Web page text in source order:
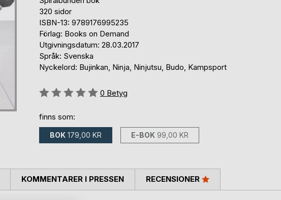
320 sidor
ISBN-13: 9789176995235
Förlag: Books on Demand
Utgivningsdatum: 28.03.2017
Språk: Svenska
Nyckelord: Bujinkan, Ninja, Ninjutsu, Budo, Kampsport
Betyg::
0 Betyg
finns som:
BOK 179,00 KR E-BOK 99,00 KR
KOMMENTARER I PRESSEN RECENSIONER